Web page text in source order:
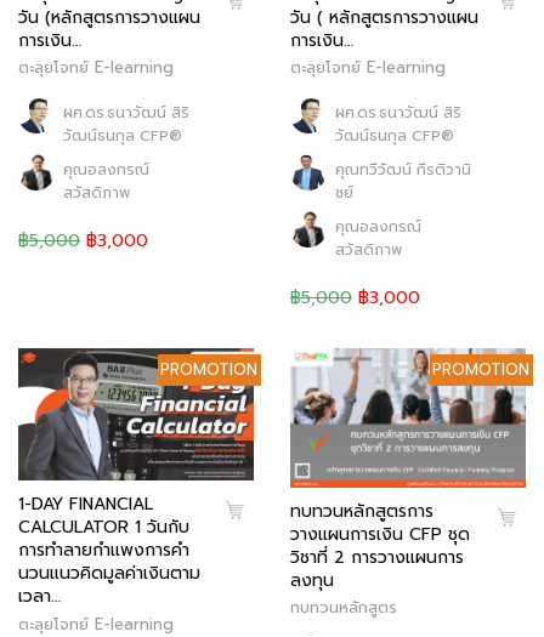
วัน (หลักสูตรการวางแผน
การเงิน…
ตะลุยโจทย์ E-learning
ผศ.ดร.ธนาวัฒน์ สิริ
วัฒน์ธนกุล CFP®
คุณอลงกรณ์
สวัสดิภาพ
฿5,000 ฿3,000
วัน ( หลักสูตรการวางแผน
การเงิน…
ตะลุยโจทย์ E-learning
ผศ.ดร.ธนาวัฒน์ สิริ
วัฒน์ธนกุล CFP®
คุณทวีวัฒน์ กีรติวานิ
ชย์
คุณอลงกรณ์
สวัสดิภาพ
฿5,000 ฿3,000
PROMOTION
1-DAY FINANCIAL
CALCULATOR 1 วันกับ
การทำลายกำแพงการคำ
นวนแนวคิดมูลค่าเงินตาม
เวลา…
ตะลุยโจทย์ E-learning
PROMOTION
ทบทวนหลักสูตรการ
วางแผนการเงิน CFP ชุด
วิชาที่ 2 การวางแผนการ
ลงทุน
ทบทวนหลักสูตร